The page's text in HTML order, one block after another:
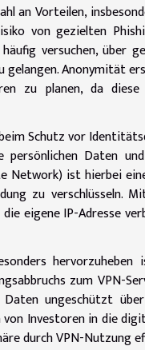
an Vorteilen,
von gezielten
versuchen, über
Anonymität
zu planen, da
Schutz vor
Daten
Network) ist hierbei
zu verschlüsseln.
eigene IP-Adresse
zum VPN-
ungeschützt
Investoren in die
durch VPN-Nutzung